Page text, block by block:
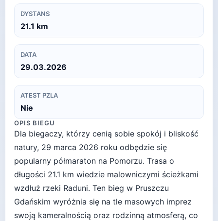
DYSTANS
21.1 km
DATA
29.03.2026
ATEST PZLA
Nie
OPIS BIEGU
Dla biegaczy, którzy cenią sobie spokój i bliskość
natury, 29 marca 2026 roku odbędzie się
popularny półmaraton na Pomorzu. Trasa o
długości 21.1 km wiedzie malowniczymi ścieżkami
wzdłuż rzeki Raduni. Ten bieg w Pruszczu
Gdańskim wyróżnia się na tle masowych imprez
swoją kameralnością oraz rodzinną atmosferą, co